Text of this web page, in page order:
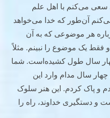
می‌کنم با اهل علم
آن‌طور که خدا می‌خواهد
هر موضوعی که به آن
یک موضوع را نبینم. مثلاً
سال طول کشیده‌است. شما
سال مدام وارد این
و پاک کردم. این هنر سلوک
دستگیری خداوند، راه را